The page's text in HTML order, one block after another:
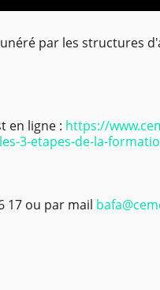
par les structures
en ligne : https://
3-etapes-de-la-
17 ou par mail